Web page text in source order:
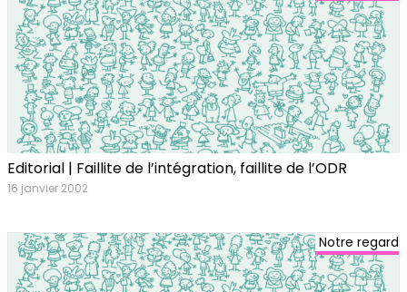
Editorial | Faillite de l’intégration, faillite de l’ODR
16 janvier 2002
Notre regard